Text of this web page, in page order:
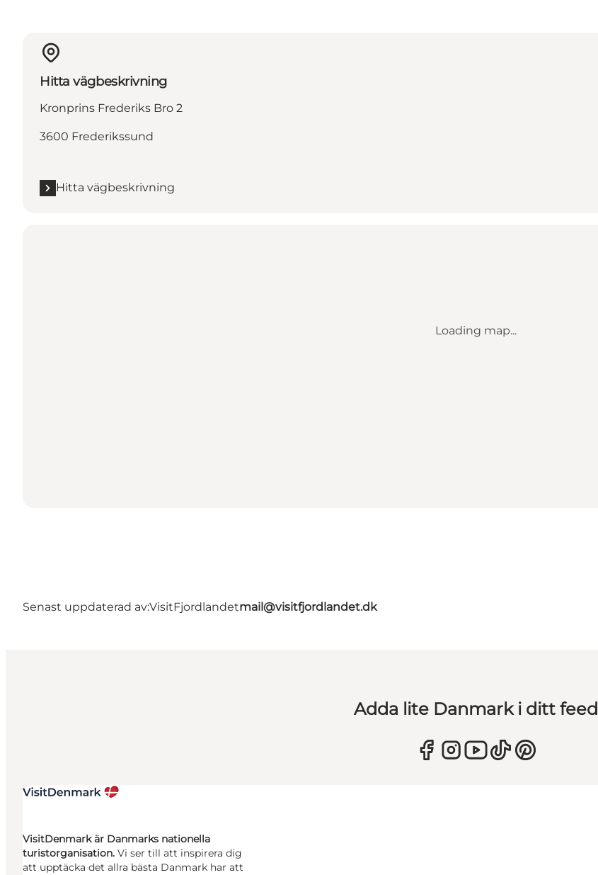
Hitta vägbeskrivning
Kronprins Frederiks Bro 2
3600 Frederikssund
Hitta vägbeskrivning
Loading map...
Senast uppdaterad av:VisitFjordlandetmail@visitfjordlandet.dk
Adda lite Danmark i ditt feed
VisitDenmark är Danmarks nationella
turistorganisation. Vi ser till att inspirera dig
att upptäcka det allra bästa Danmark har att